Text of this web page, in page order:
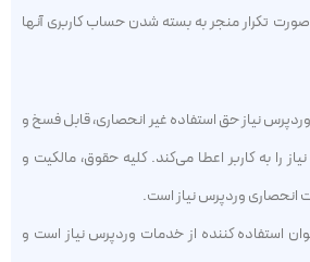
صورت تکرار منجر به بسته شدن حساب کاربری آنها
وردپرس نیاز حق استفاده غیر انحصاری، قابل ‌فسخ و
را به کاربر اعطا می‌کند. کلیه حقوق، مالکیت و
انحصاری وردپرس نیاز است.
استفاده کننده از خدمات وردپرس نیاز است و